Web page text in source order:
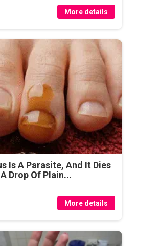
More details
Is A Parasite, And It Dies
Drop Of Plain...
More details